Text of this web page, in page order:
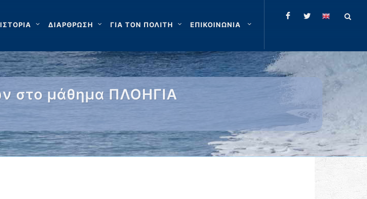
ΔΙΑΡΘΡΩΣΗ ΓΙΑ ΤΟΝ ΠΟΛΙΤΗ ΕΠΙΚΟΙΝΩΝΙΑ
στο μάθημα ΠΛΟΗΓΙΑ